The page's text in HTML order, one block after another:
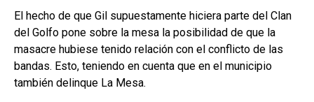
El hecho de que Gil supuestamente hiciera parte del Clan
del Golfo pone sobre la mesa la posibilidad de que la
masacre hubiese tenido relación con el conflicto de las
bandas. Esto, teniendo en cuenta que en el municipio
también delinque La Mesa.